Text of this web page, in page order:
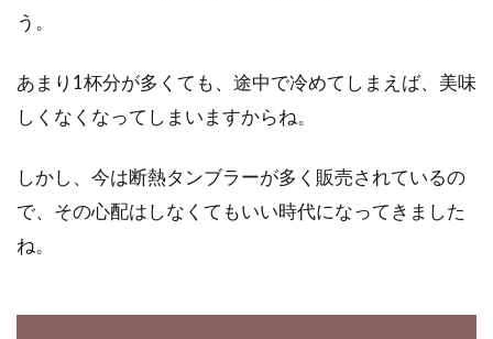
油もので体調が悪くなる？脂肪を分
解してくれる食品を知ろう
油っこい料理で胃がもたれてしまう…そんな経
験をしたことがある人は多いはずです。朝起き
う。
あまり1杯分が多くても、途中で冷めてしまえば、美味
しくなくなってしまいますからね。
しかし、今は断熱タンブラーが多く販売されているの
で、その心配はしなくてもいい時代になってきました
ね。